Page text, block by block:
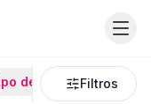
de Propiedad
Filtros